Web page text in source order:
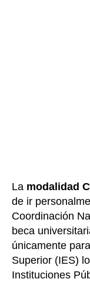
La modalidad C
de ir
Coordinación
beca
únicamente
Superior (IES)
Instituciones